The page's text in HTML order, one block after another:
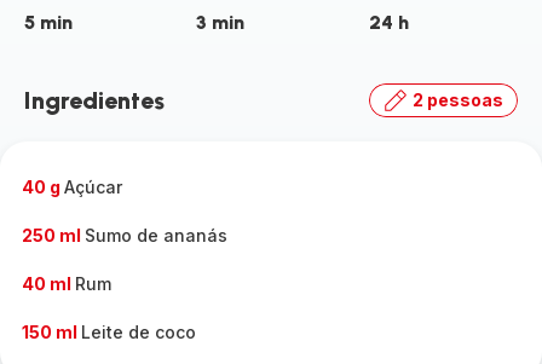
5 min 3 min 24 h
Ingredientes 2 pessoas
40 g Açúcar
250 ml Sumo de ananás
40 ml Rum
150 ml Leite de coco